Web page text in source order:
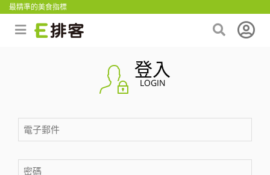
最精準的美食指標
登入
LOGIN